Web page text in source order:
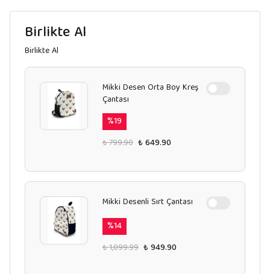
Birlikte Al
Birlikte Al
Mikki Desen Orta Boy Kreş
Çantası
%19
₺ 799.90 ₺ 649.90
Mikki Desenli Sırt Çantası
%14
₺ 1,099.99 ₺ 949.90